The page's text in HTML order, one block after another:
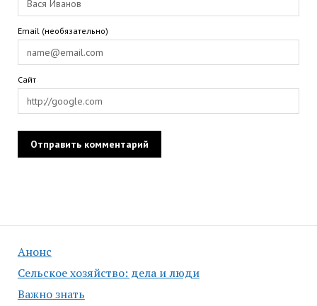
Анонс
Сельское хозяйство: дела и люди
Важно знать
Email (необязательно)
Сайт